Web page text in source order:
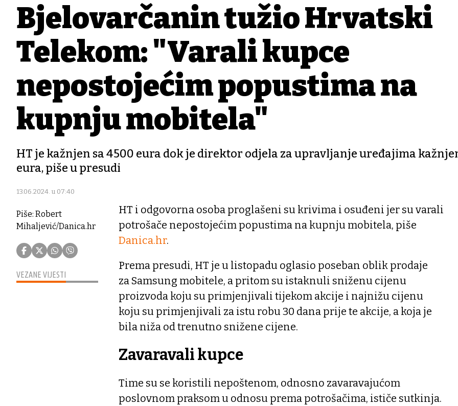
Bjelovarčanin tužio Hrvatski
Telekom: "Varali kupce
nepostojećim popustima na
kupnju mobitela"
HT je kažnjen sa 4500 eura dok je direktor odjela za upravljanje uređajima
eura, piše u presudi
13.06.2024. u 07:40
Piše: Robert
Mihaljević/Danica.hr
VEZANE VIJESTI
HT i odgovorna osoba proglašeni su krivima i osuđeni jer su varali
potrošače nepostojećim popustima na kupnju mobitela, piše
Danica.hr.
Prema presudi, HT je u listopadu oglasio poseban oblik prodaje
za Samsung mobitele, a pritom su istaknuli sniženu cijenu
proizvoda koju su primjenjivali tijekom akcije i najnižu cijenu
koju su primjenjivali za istu robu 30 dana prije te akcije, a koja je
bila niža od trenutno snižene cijene.
Zavaravali kupce
Time su se koristili nepoštenom, odnosno zavaravajućom
poslovnom praksom u odnosu prema potrošačima, ističe sutkinja.